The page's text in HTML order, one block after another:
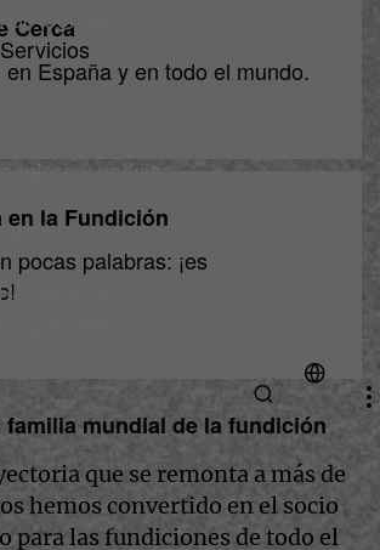
Competencia
y noticias
Ilarduya?
Nosotros
Cerca
España y en todo el mundo.
en la Fundición
pocas palabras: ¡es
familia mundial de la fundición
que se remonta a más de
hemos convertido en el socio
para las fundiciones de todo el